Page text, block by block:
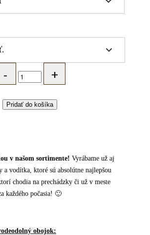
Pridať do košíka
v našom sortimente! Vyrábame už aj
a vodítka, ktoré sú absolútne najlepšou
chodia na prechádzky či už v meste
každého počasia! 🙂
obojok: